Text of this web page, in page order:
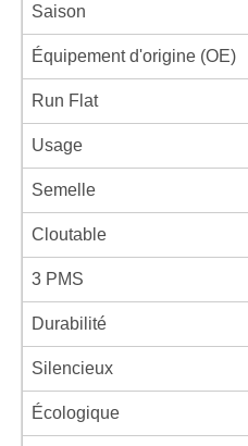
Saison
Équipement d'origine (OE)
Run Flat
Usage
Semelle
Cloutable
3 PMS
Durabilité
Silencieux
Écologique